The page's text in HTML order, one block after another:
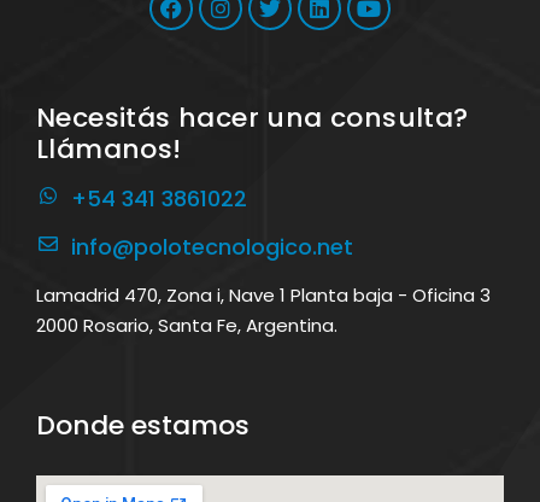
Necesitás hacer una consulta?
Llámanos!
+54 341 3861022
info@polotecnologico.net
Lamadrid 470, Zona i, Nave 1 Planta baja - Oficina 3
2000 Rosario, Santa Fe, Argentina.
Donde estamos